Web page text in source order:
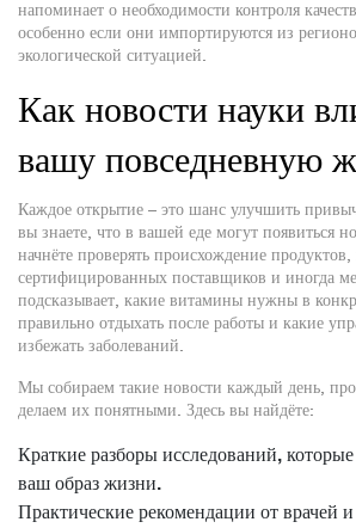
напоминает о необходимости контроля
особенно если они импортируются из
экологической ситуацией.
Как новости науки
вашу повседневную
Каждое открытие – это шанс улучшить
вы знаете, что в вашей еде могут появиться
начнёте проверять происхождение продуктов,
сертифицированных поставщиков и иногда
подсказывает, какие витамины нужны в
правильно отдыхать после работы и какие
избежать заболеваний.
Мы собираем такие новости каждый день,
делаем их понятными. Здесь вы найдёте:
Краткие разборы исследований,
ваш образ жизни.
Практические рекомендации от врачей